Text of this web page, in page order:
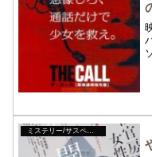
ミステリー/サスペンス